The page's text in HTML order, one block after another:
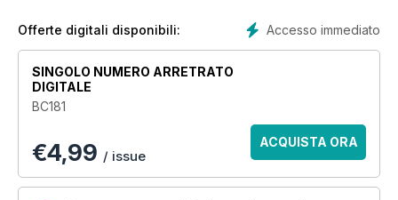
one fifty-plus common and seven forty-plus commons with a
some reason, probably because I was blown away by some
of the photos of these commons, was the number of big
mirrors. In fact there were five forty-plus mirrors, but, and
hold on to your hat, five fifty-plus mirrors too! Unbelievable
but true, five different fifty-plus mirrors in one issue. My how
the carp in this fair land of ours have got fat.
Accesso immediato
Offerte digitali disponibili:
SINGOLO NUMERO ARRETRATO
DIGITALE
BC181
€4,99 / issue
ACQUISTA ORA